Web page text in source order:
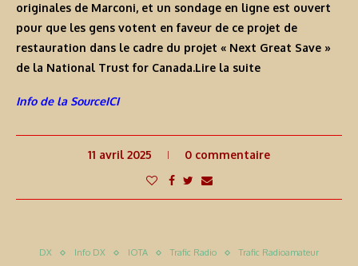
originales de Marconi, et un sondage en ligne est ouvert
pour que les gens votent en faveur de ce projet de
restauration dans le cadre du projet « Next Great Save »
de la National Trust for Canada.Lire la suite
Info de la SourceICI
11 avril 2025 0 commentaire
DX Info DX IOTA Trafic Radio Trafic Radioamateur